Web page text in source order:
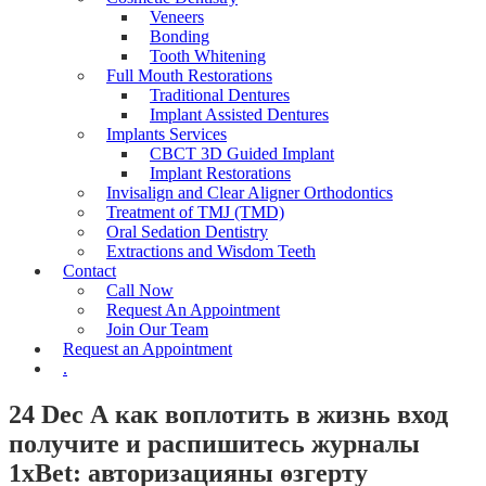
Veneers
Bonding
Tooth Whitening
Full Mouth Restorations
Traditional Dentures
Implant Assisted Dentures
Implants Services
CBCT 3D Guided Implant
Implant Restorations
Invisalign and Clear Aligner Orthodontics
Treatment of TMJ (TMD)
Oral Sedation Dentistry
Extractions and Wisdom Teeth
Contact
Call Now
Request An Appointment
Join Our Team
Request an Appointment
.
24 Dec А как воплотить в жизнь вход
получите и распишитесь журналы
1xBet: авторизацияны өзгерту